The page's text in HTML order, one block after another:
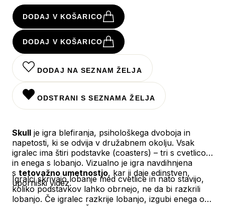
DODAJ V KOŠARICO
DODAJ V KOŠARICO
DODAJ NA SEZNAM ŽELJA
ODSTRANI S SEZNAMA ŽELJA
Skull je igra blefiranja, psihološkega dvoboja in
napetosti, ki se odvija v družabnem okolju. Vsak
igralec ima štiri podstavke (coasters) – tri s cvetlico
in enega s lobanjo. Vizualno je igra navdihnjena
s tetovažno umetnostjo, kar ji daje edinstven,
uporniški videz.
Igralci skrivajo lobanje med cvetlice in nato stavijo,
koliko podstavkov lahko obrnejo, ne da bi razkrili
lobanjo. Če igralec razkrije lobanjo, izgubi enega od